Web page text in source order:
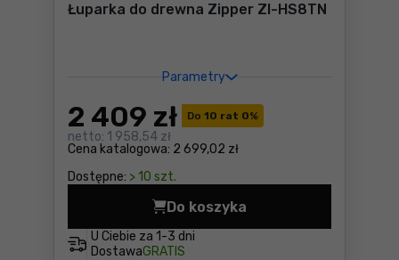
Łuparka do drewna Zipper ZI-HS8TN
Parametry
Do 10 rat 0%
Cena katalogowa: 2 699,02 zł
2 409 zł
netto: 1 958,54 zł
Dostępne: > 10 szt.
U Ciebie za 1-3 dni
DostawaGRATIS
Do koszyka
Łuparka do drewna Zipper